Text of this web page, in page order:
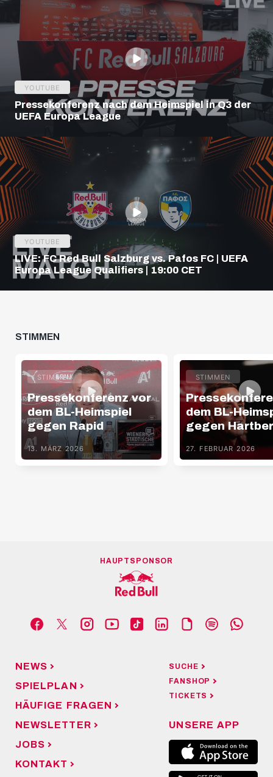
YOUTUBE
Pressekonferenz nach dem Heimspiel in Q3 der
UEFA Europa League
YOUTUBE
LIVE: FC Red Bull Salzburg vs. Pafos FC | UEFA
Europa League Qualifiers | 19:00 CET
STIMMEN
STIMMEN
Pressekonferenz vor
dem BL-Heimspiel
gegen Rapid
13. MÄRZ 2026
STIMMEN
dem BL-
gegen
27. FEBRUAR 2026
HAUPTSPONSOR
NEWS
SPIELPLAN
HÄUFIGE FRAGEN
NEWSLETTER
JOBS
KONTAKT
SUCHE
FANSHOP
TICKETS
UNSERE APP